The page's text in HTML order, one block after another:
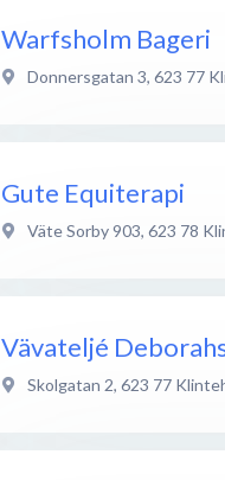
Warfsholm Bageri
Donnersgatan 3, 623 77
Gute Equiterapi
Väte Sorby 903, 623 78
Vävateljé
Skolgatan 2, 623 77